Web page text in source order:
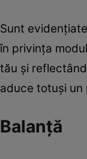
Sunt
în privinţa
tău şi
aduce totuşi un
Balanţă